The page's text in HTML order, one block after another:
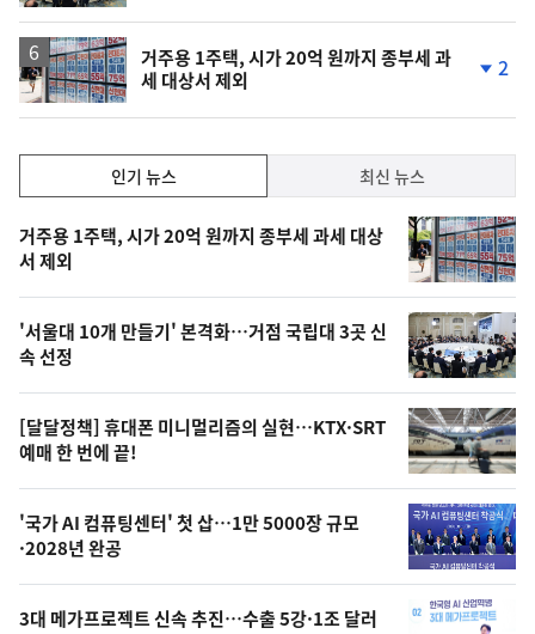
거주용 1주택, 시가 20억 원까지 종부세 과
세 대상서 제외
하
락
2
인
기,
최
신,
오
늘
의
영
상
오
늘
의
인기 뉴스 최신 뉴스
인
기
뉴
스
거주용 1주택, 시가 20억 원까지 종부세 과세 대상
서 제외
'서울대 10개 만들기' 본격화…거점 국립대 3곳 신
속 선정
[달달정책] 휴대폰 미니멀리즘의 실현…KTX·SRT
예매 한 번에 끝!
'국가 AI 컴퓨팅센터' 첫 삽…1만 5000장 규모
·2028년 완공
3대 메가프로젝트 신속 추진…수출 5강·1조 달러